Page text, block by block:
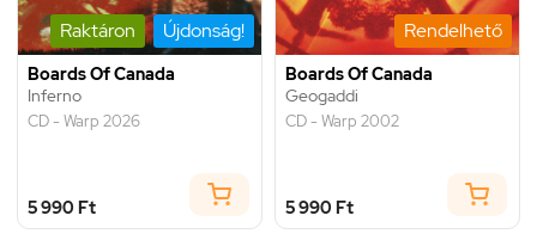
Raktáron Újdonság!
Boards Of Canada
Inferno
CD - Warp 2026
5 990 Ft
Rendelhető
Boards Of Canada
Geogaddi
CD - Warp 2002
5 990 Ft